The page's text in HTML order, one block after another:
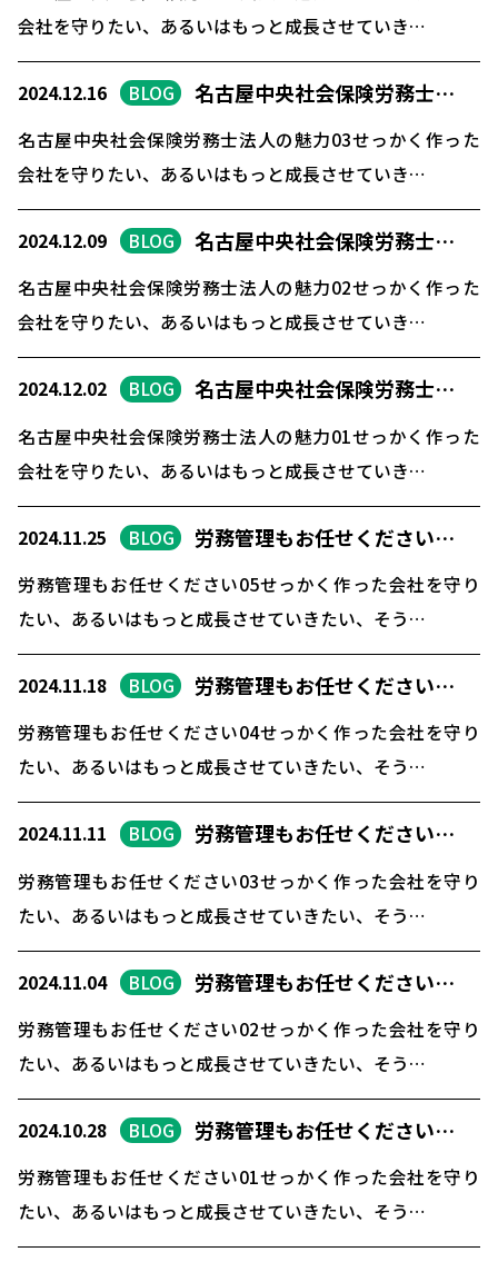
会社を守りたい、あるいはもっと成長させていき…
2024.12.16 BLOG 名古屋中央社会保険労務士…
名古屋中央社会保険労務士法人の魅力03せっかく作った
会社を守りたい、あるいはもっと成長させていき…
2024.12.09 BLOG 名古屋中央社会保険労務士…
名古屋中央社会保険労務士法人の魅力02せっかく作った
会社を守りたい、あるいはもっと成長させていき…
2024.12.02 BLOG 名古屋中央社会保険労務士…
名古屋中央社会保険労務士法人の魅力01せっかく作った
会社を守りたい、あるいはもっと成長させていき…
2024.11.25 BLOG 労務管理もお任せください…
労務管理もお任せください05せっかく作った会社を守り
たい、あるいはもっと成長させていきたい、そう…
2024.11.18 BLOG 労務管理もお任せください…
労務管理もお任せください04せっかく作った会社を守り
たい、あるいはもっと成長させていきたい、そう…
2024.11.11 BLOG 労務管理もお任せください…
労務管理もお任せください03せっかく作った会社を守り
たい、あるいはもっと成長させていきたい、そう…
2024.11.04 BLOG 労務管理もお任せください…
労務管理もお任せください02せっかく作った会社を守り
たい、あるいはもっと成長させていきたい、そう…
2024.10.28 BLOG 労務管理もお任せください…
労務管理もお任せください01せっかく作った会社を守り
たい、あるいはもっと成長させていきたい、そう…